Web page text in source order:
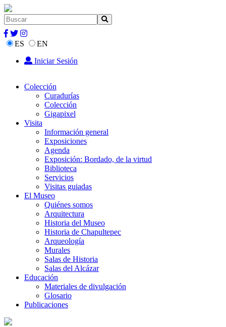
ES
EN
Iniciar Sesión
Colección
Curadurías
Colección
Gigapixel
Visita
Información general
Exposiciones
Agenda
Exposición: Bordado, de la virtud
Biblioteca
Servicios
Visitas guiadas
El Museo
Quiénes somos
Arquitectura
Historia del Museo
Historia de Chapultepec
Arqueología
Murales
Salas de Historia
Salas del Alcázar
Educación
Materiales de divulgación
Glosario
Publicaciones